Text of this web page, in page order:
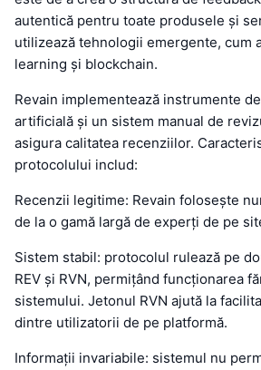
autentică pentru toate produsele și
utilizează tehnologii emergente, cum
learning și blockchain.
Revain implementează instrumente
artificială și un sistem manual de
asigura calitatea recenziilor.
protocolului includ:
Recenzii legitime: Revain folosește
de la o gamă largă de experți de pe
Sistem stabil: protocolul rulează pe
REV și RVN, permițând funcționarea
sistemului. Jetonul RVN ajută la
dintre utilizatorii de pe platformă.
Informații invariabile: sistemul nu